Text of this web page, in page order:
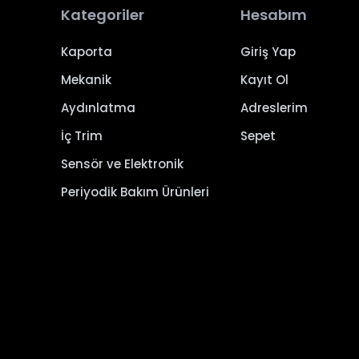
Kategoriler
Kaporta
Mekanik
Aydınlatma
İç Trim
Sensör ve Elektronik
Periyodik Bakım Ürünleri
Hesabım
Giriş Yap
Kayıt Ol
Adreslerim
Sepet